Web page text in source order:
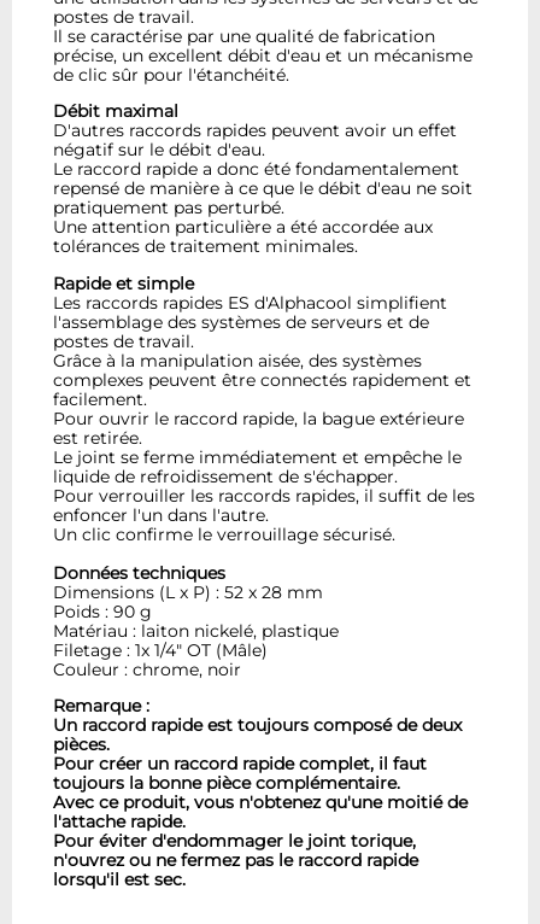
postes de travail.
Il se caractérise par une qualité de fabrication
précise, un excellent débit d'eau et un mécanisme
de clic sûr pour l'étanchéité.
Débit maximal
D'autres raccords rapides peuvent avoir un effet
négatif sur le débit d'eau.
Le raccord rapide a donc été fondamentalement
repensé de manière à ce que le débit d'eau ne soit
pratiquement pas perturbé.
Une attention particulière a été accordée aux
tolérances de traitement minimales.
Rapide et simple
Les raccords rapides ES d'Alphacool simplifient
l'assemblage des systèmes de serveurs et de
postes de travail.
Grâce à la manipulation aisée, des systèmes
complexes peuvent être connectés rapidement et
facilement.
Pour ouvrir le raccord rapide, la bague extérieure
est retirée.
Le joint se ferme immédiatement et empêche le
liquide de refroidissement de s'échapper.
Pour verrouiller les raccords rapides, il suffit de les
enfoncer l'un dans l'autre.
Un clic confirme le verrouillage sécurisé.
Données techniques
Dimensions (L x P) : 52 x 28 mm
Poids : 90 g
Matériau : laiton nickelé, plastique
Filetage : 1x 1/4" OT (Mâle)
Couleur : chrome, noir
Remarque :
Un raccord rapide est toujours composé de deux
pièces.
Pour créer un raccord rapide complet, il faut
toujours la bonne pièce complémentaire.
Avec ce produit, vous n'obtenez qu'une moitié de
l'attache rapide.
Pour éviter d'endommager le joint torique,
n'ouvrez ou ne fermez pas le raccord rapide
lorsqu'il est sec.